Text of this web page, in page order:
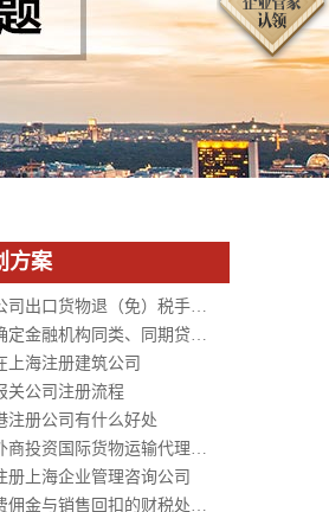
方案
外贸公司出口货物退（免）税手续应该如何办理？
如何确定金融机构同类、同期贷款利率标准？
上海注册建筑公司
关公司注册流程
注册公司有什么好处
上海外商投资国际货物运输代理企业审批所需材料
册上海企业管理咨询公司
手续费佣金与销售回扣的财税处理区别